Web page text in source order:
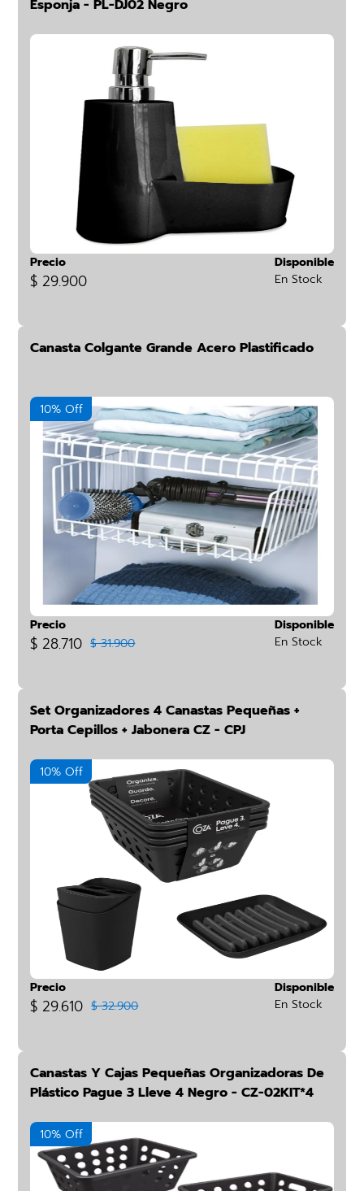
Esponja - PL-DJ02 Negro
Precio
$ 29.900
Disponible
En Stock
Canasta Colgante Grande Acero Plastificado
10% Off
Precio
$ 28.710 $ 31.900
Disponible
En Stock
Set Organizadores 4 Canastas Pequeñas +
Porta Cepillos + Jabonera CZ - CPJ
10% Off
Precio
$ 29.610 $ 32.900
Disponible
En Stock
Canastas Y Cajas Pequeñas Organizadoras De
Plástico Pague 3 Lleve 4 Negro - CZ-02KIT*4
10% Off